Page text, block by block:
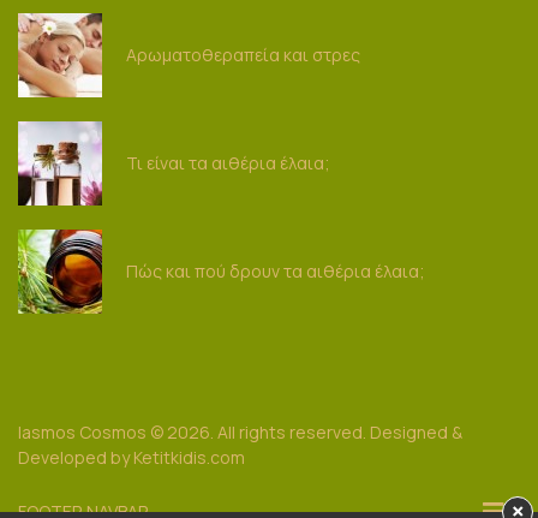
Αρωματοθεραπεία και στρες
Τι είναι τα αιθέρια έλαια;
Πώς και πού δρουν τα αιθέρια έλαια;
Iasmos Cosmos © 2026. All rights reserved. Designed &
Developed byKetitkidis.com
FOOTER NAVBAR ×